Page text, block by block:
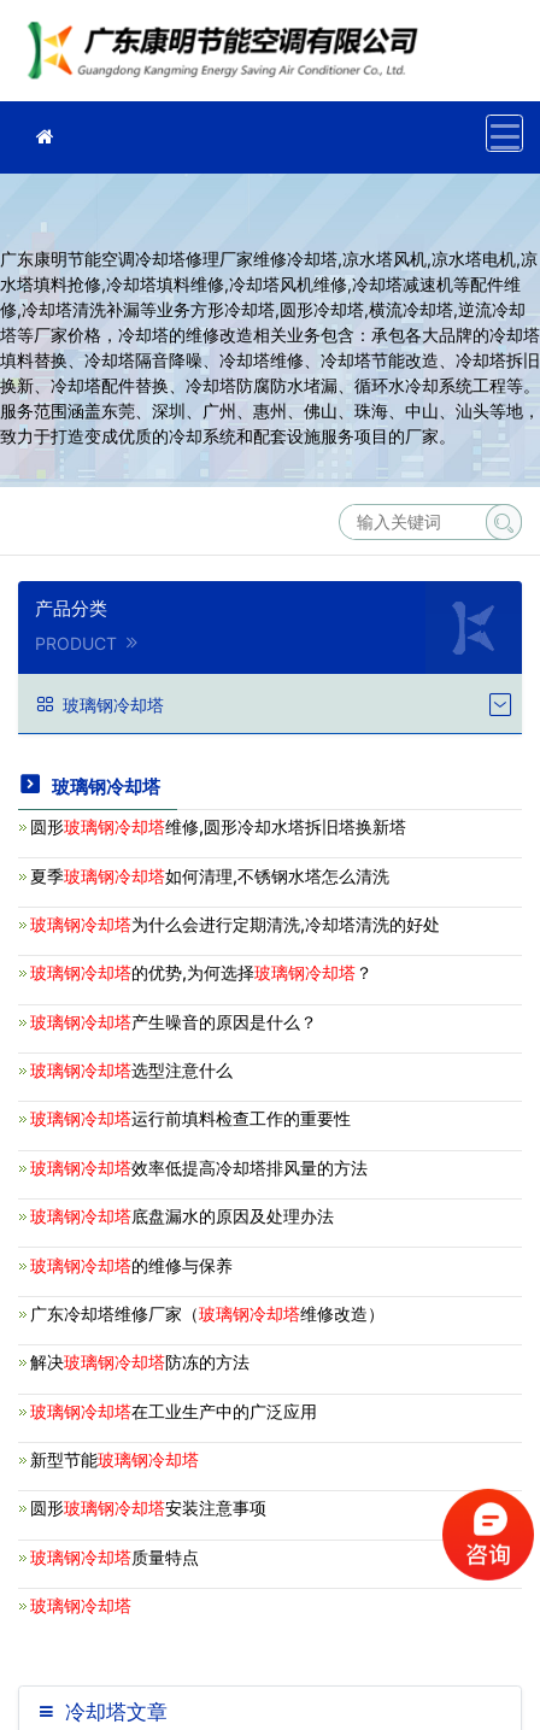
广东康明节能空调冷却塔修理厂家维修冷却塔,凉水塔风机,凉水塔电机,凉
水塔填料抢修,冷却塔填料维修,冷却塔风机维修,冷却塔减速机等配件维
修,冷却塔清洗补漏等业务方形冷却塔,圆形冷却塔,横流冷却塔,逆流冷却
塔等厂家价格，冷却塔的维修改造相关业务包含：承包各大品牌的冷却塔
填料替换、冷却塔隔音降噪、冷却塔维修、冷却塔节能改造、冷却塔拆旧
换新、冷却塔配件替换、冷却塔防腐防水堵漏、循环水冷却系统工程等。
服务范围涵盖东莞、深圳、广州、惠州、佛山、珠海、中山、汕头等地，
致力于打造变成优质的冷却系统和配套设施服务项目的厂家。
产品分类
PRODUCT
玻璃钢冷却塔
玻璃钢冷却塔
圆形玻璃钢冷却塔维修,圆形冷却水塔拆旧塔换新塔
夏季玻璃钢冷却塔如何清理,不锈钢水塔怎么清洗
玻璃钢冷却塔为什么会进行定期清洗,冷却塔清洗的好处
玻璃钢冷却塔的优势,为何选择玻璃钢冷却塔 ？
玻璃钢冷却塔产生噪音的原因是什么？
玻璃钢冷却塔选型注意什么
玻璃钢冷却塔运行前填料检查工作的重要性
玻璃钢冷却塔效率低提高冷却塔排风量的方法
玻璃钢冷却塔底盘漏水的原因及处理办法
玻璃钢冷却塔的维修与保养
广东冷却塔维修厂家（玻璃钢冷却塔维修改造）
解决玻璃钢冷却塔防冻的方法
玻璃钢冷却塔在工业生产中的广泛应用
新型节能玻璃钢冷却塔
圆形玻璃钢冷却塔安装注意事项
玻璃钢冷却塔质量特点
玻璃钢冷却塔
冷却塔文章